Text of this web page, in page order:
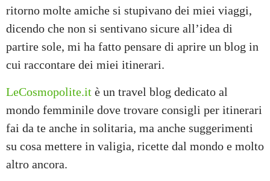
ritorno molte amiche si stupivano dei miei viaggi,
dicendo che non si sentivano sicure all’idea di
partire sole, mi ha fatto pensare di aprire un blog in
cui raccontare dei miei itinerari.
LeCosmopolite.it è un travel blog dedicato al
mondo femminile dove trovare consigli per itinerari
fai da te anche in solitaria, ma anche suggerimenti
su cosa mettere in valigia, ricette dal mondo e molto
altro ancora.